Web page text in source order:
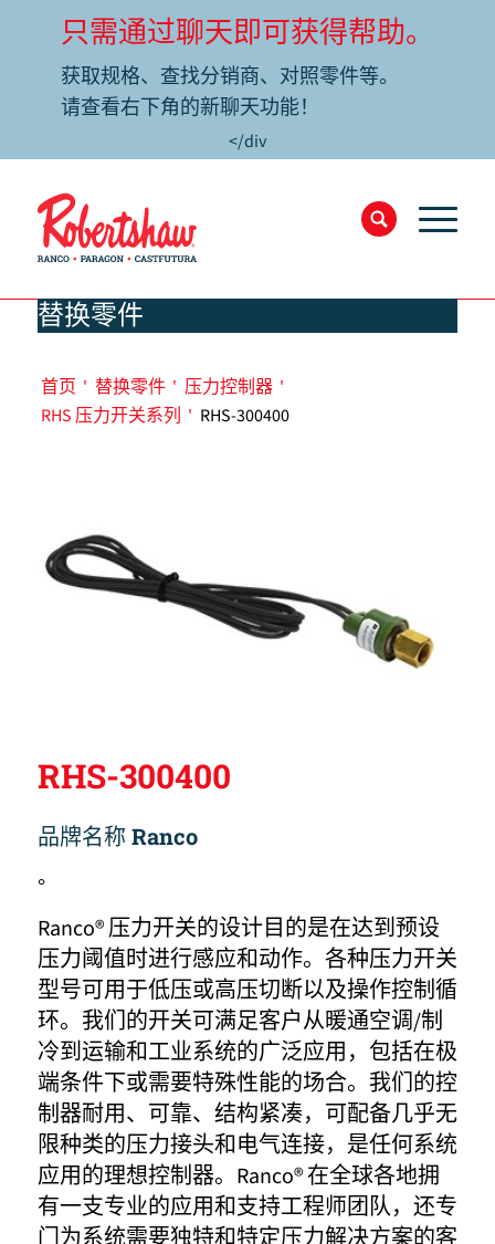
只需通过聊天即可获得帮助。
获取规格、查找分销商、对照零件等。
请查看右下角的新聊天功能！
</div
替换零件
首页 ' 替换零件 ' 压力控制器 '
RHS 压力开关系列 ' RHS-300400
RHS-300400
品牌名称 Ranco
。
Ranco® 压力开关的设计目的是在达到预设
压力阈值时进行感应和动作。各种压力开关
型号可用于低压或高压切断以及操作控制循
环。我们的开关可满足客户从暖通空调/制
冷到运输和工业系统的广泛应用，包括在极
端条件下或需要特殊性能的场合。我们的控
制器耐用、可靠、结构紧凑，可配备几乎无
限种类的压力接头和电气连接，是任何系统
应用的理想控制器。Ranco® 在全球各地拥
有一支专业的应用和支持工程师团队，还专